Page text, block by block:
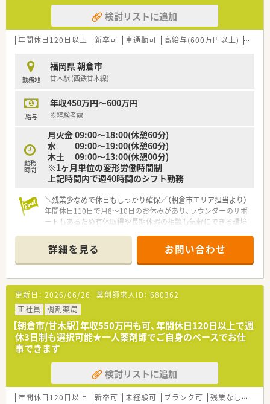
検討リストに追加
年間休日120日以上 新卒可 車通勤可 高給与(600万円以上) 管理
勤務地
福岡県 朝倉市
甘木駅 (西鉄甘木線)
給与
年収450万円～600万円
※経験考慮
勤務
時間
月火金 09:00～18:00(休憩60分)
水 09:00～19:00(休憩60分)
木土 09:00～13:00(休憩00分)
※1ヶ月単位の変形労働時間制
上記時間内で週40時間のシフト勤務
＼残業少なめで休日もしっかり確保／（朝倉市エリア担当より）
年間休日110日で月8〜10日のお休みがあり、ラウンダーのサポ
ートもあるため有休取得や長期休暇の相談も気軽にできる環境
＊------------------------------------------＊
【店舗情報と応需状況について】
■店舗は甘木駅から車で5分の場所に位置しており、通勤しやす
い立地環境が整っております。
■応需科目は外科と循環器科がメインで、処方箋応需枚数は1日
あたり約25枚となっております。
■現在の勤務者数は確認中ですが、落ち着いたペースで業務に取
り組める少人数体制の店舗です。
【募集背景と求める人物像について】
■欠員補充に伴う募集を行っており、スキルや経験よりも人物重
視の採用を実施しています。
■患者様に寄り添える明るい人柄の方や、認定薬剤師の取得に前
向きな方を歓迎しております。
詳細を見る お問い合わせ
更新日： 2026/06/26 薬剤師求人ID： 680362
正社員
調剤薬局
【朝倉市/甘木駅】年収550万円も可、年間休日120日以上で週
休3日制も選択可能★一人薬剤師でご自身のペースでお仕
事できます
検討リストに追加
年間休日120日以上 新卒可 未経験可 ブランク可 残業なし(ほぼなし含む)